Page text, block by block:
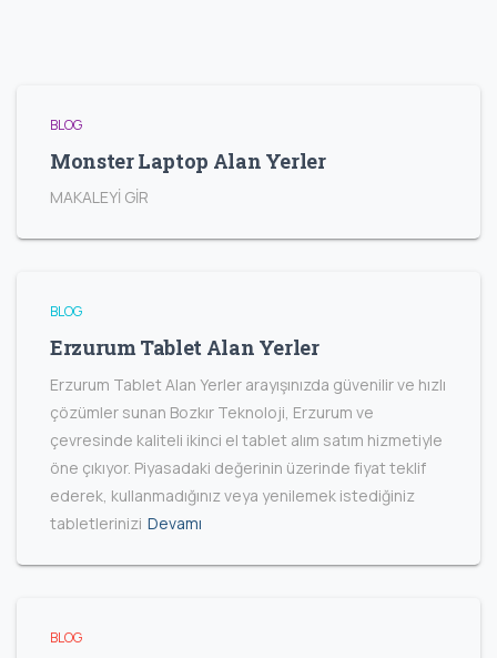
BLOG
Monster Laptop Alan Yerler
MAKALEYİ GİR
BLOG
Erzurum Tablet Alan Yerler
Erzurum Tablet Alan Yerler arayışınızda güvenilir ve hızlı
çözümler sunan Bozkır Teknoloji, Erzurum ve
çevresinde kaliteli ikinci el tablet alım satım hizmetiyle
öne çıkıyor. Piyasadaki değerinin üzerinde fiyat teklif
ederek, kullanmadığınız veya yenilemek istediğiniz
tabletlerinizi Devamı
BLOG